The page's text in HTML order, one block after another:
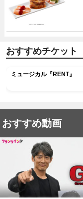
おすすめチケット
ミュージカル『RENT』
おすすめ動画